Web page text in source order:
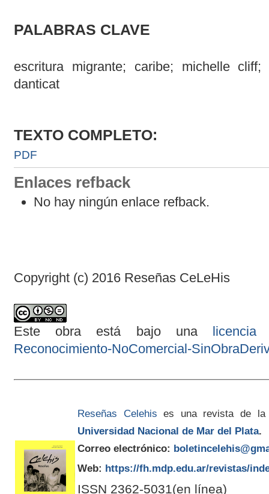
PALABRAS CLAVE
escritura migrante; caribe; michelle
danticat
TEXTO COMPLETO:
PDF
Enlaces refback
No hay ningún enlace refback.
Copyright (c) 2016 Reseñas CeLeHis
Este obra está bajo una licencia
Reconocimiento-NoComercial-
Reseñas Celehis es una revista de la
Universidad Nacional de Mar del Plata.
Correo electrónico:
Web: https://fh.mdp.edu.ar/revistas/
ISSN 2362-5031(en línea)